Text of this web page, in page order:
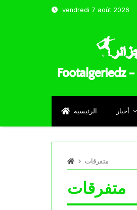
vendredi 7 août 2026
الرئيسية أخبار
متفرقات
متفرقات